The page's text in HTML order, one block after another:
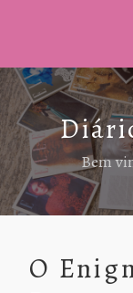
Bem
O